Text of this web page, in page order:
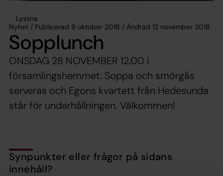
Lyssna
Nyhet / Publicerad 9 oktober 2018 / Ändrad 12 november 2018
Sopplunch
ONSDAG 28 NOVEMBER 12.00 i
församlingshemmet. Soppa och smörgås
serveras och Egons kvartett från Hedesunda
står för underhållningen. Välkommen!
Synpunkter eller frågor på sidans
innehåll?